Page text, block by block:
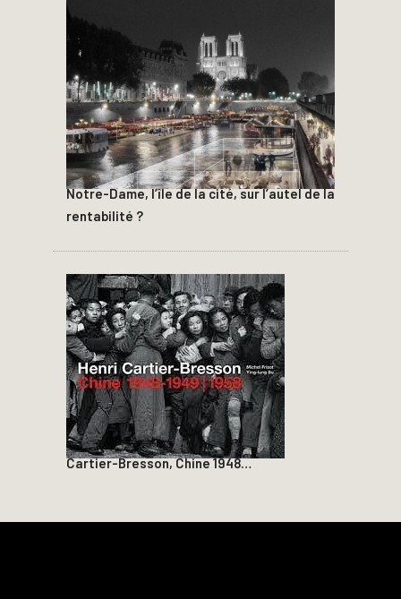
Notre-Dame, l’île de la cité, sur l’autel de la
rentabilité ?
Cartier-Bresson, Chine 1948…